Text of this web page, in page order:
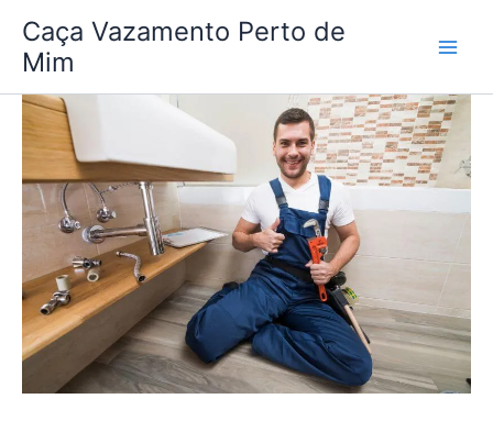
para
conteúdo
Caça Vazamento Perto de
Mim